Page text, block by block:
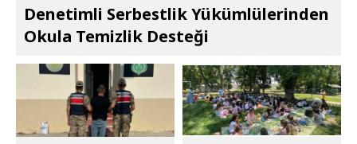
Denetimli Serbestlik Yükümlülerinden
Okula Temizlik Desteği